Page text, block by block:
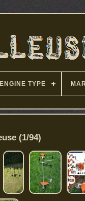
ENGINE TYPE
(1/94)